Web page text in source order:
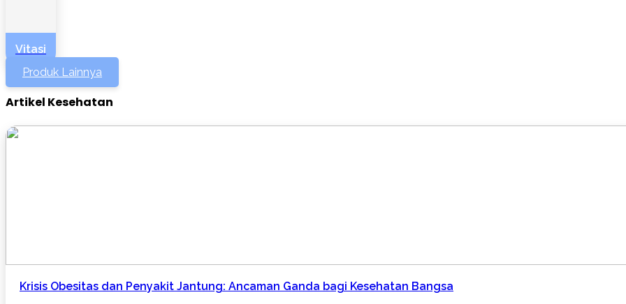
Vitasi
Produk Lainnya
Artikel Kesehatan
Krisis Obesitas dan Penyakit Jantung: Ancaman Ganda bagi Kesehatan Bangsa